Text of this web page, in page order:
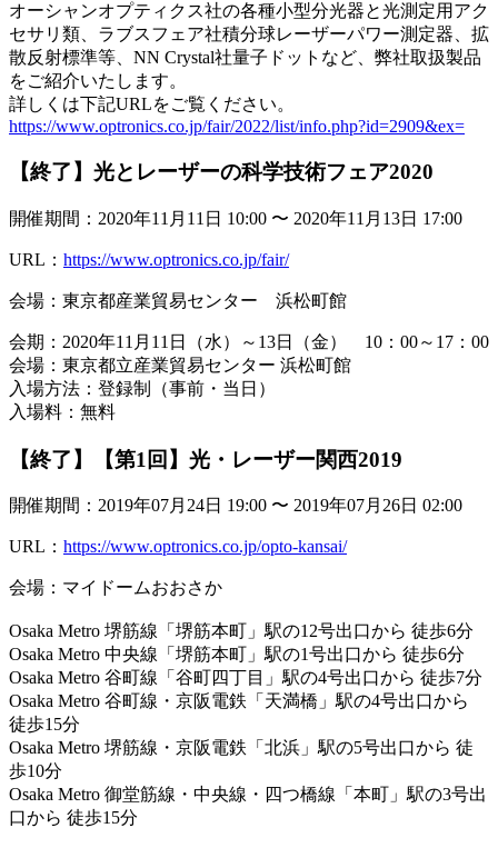
オーシャンオプティクス社の各種小型分光器と光測定用アク
セサリ類、ラブスフェア社積分球レーザーパワー測定器、拡
散反射標準等、NN Crystal社量子ドットなど、弊社取扱製品
をご紹介いたします。
詳しくは下記URLをご覧ください。
https://www.optronics.co.jp/fair/2022/list/info.php?id=2909&ex=
【終了】光とレーザーの科学技術フェア2020
開催期間：2020年11月11日 10:00 〜 2020年11月13日 17:00
URL： https://www.optronics.co.jp/fair/
会場：東京都産業貿易センター 浜松町館
会期：2020年11月11日（水）～13日（金） 10：00～17：00
会場：東京都立産業貿易センター 浜松町館
入場方法：登録制（事前・当日）
入場料：無料
【終了】【第1回】光・レーザー関西2019
開催期間：2019年07月24日 19:00 〜 2019年07月26日 02:00
URL： https://www.optronics.co.jp/opto-kansai/
会場：マイドームおおさか
Osaka Metro 堺筋線「堺筋本町」駅の12号出口から 徒歩6分
Osaka Metro 中央線「堺筋本町」駅の1号出口から 徒歩6分
Osaka Metro 谷町線「谷町四丁目」駅の4号出口から 徒歩7分
Osaka Metro 谷町線・京阪電鉄「天満橋」駅の4号出口から
徒歩15分
Osaka Metro 堺筋線・京阪電鉄「北浜」駅の5号出口から 徒
歩10分
Osaka Metro 御堂筋線・中央線・四つ橋線「本町」駅の3号出
口から 徒歩15分